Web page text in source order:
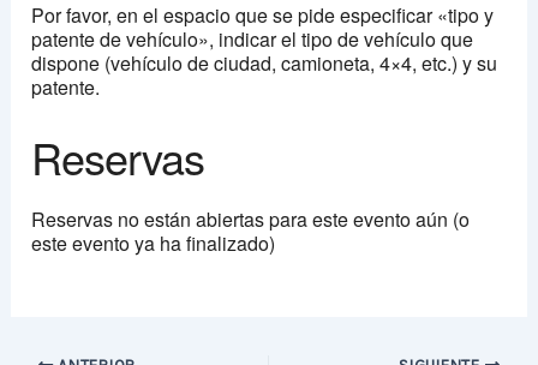
Por favor, en el espacio que se pide especificar «tipo y
patente de vehículo», indicar el tipo de vehículo que
dispone (vehículo de ciudad, camioneta, 4×4, etc.) y su
patente.
Reservas
Reservas no están abiertas para este evento aún (o
este evento ya ha finalizado)